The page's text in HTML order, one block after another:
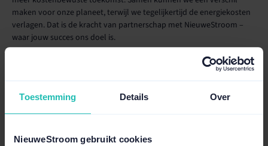
Toestemming Details Over
NieuweStroom gebruikt cookies
maken voor onze planeet, terwijl we tegelijkertijd de energiekosten
verlagen. Dat is de kracht van partnerschap met NieuweStroom –
waar jouw succes ons doel is.
Bekijk onze producten.